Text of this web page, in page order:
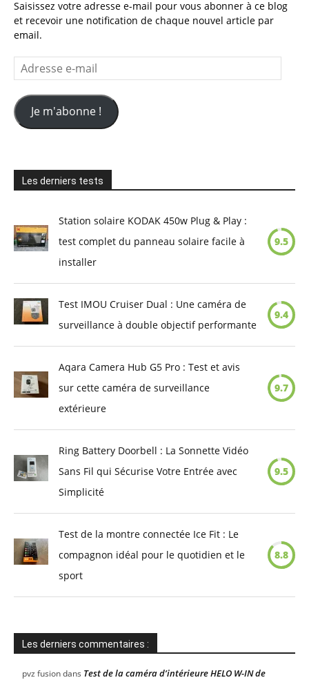
Saisissez votre adresse e-mail pour vous abonner à ce blog
et recevoir une notification de chaque nouvel article par
email.
Adresse
e-
mail
Je m'abonne !
Les derniers tests
Station solaire KODAK 450w Plug & Play :
test complet du panneau solaire facile à
installer
9.5
Test IMOU Cruiser Dual : Une caméra de
surveillance à double objectif performante
9.4
Aqara Camera Hub G5 Pro : Test et avis
sur cette caméra de surveillance
extérieure
9.7
Ring Battery Doorbell : La Sonnette Vidéo
Sans Fil qui Sécurise Votre Entrée avec
Simplicité
9.5
Test de la montre connectée Ice Fit : Le
compagnon idéal pour le quotidien et le
sport
8.8
Les derniers commentaires :
pvz fusiondans Test de la caméra d’intérieure HELO W-IN de